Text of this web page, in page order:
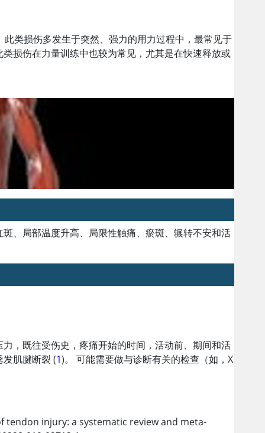
此类损伤多发生于突然、强力的用力过程中，最常见于
损伤在力量训练中也较为常见，尤其是在快速释放或
、局部温度升高、局限性触痛、瘀斑、辗转不安和活
，既往受伤史，疼痛开始的时间，活动前、期间和活
肌腱断裂 (1)。 可能需要做与诊断有关的检查（如，X
tendon injury: a systematic review and meta-